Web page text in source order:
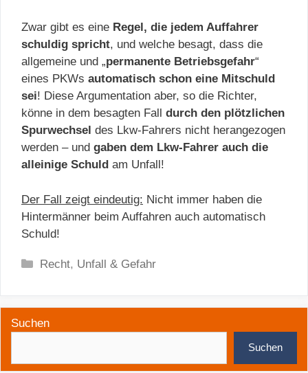
Zwar gibt es eine Regel, die jedem Auffahrer
schuldig spricht, und welche besagt, dass die
allgemeine und „permanente Betriebsgefahr“
eines PKWs automatisch schon eine Mitschuld
sei! Diese Argumentation aber, so die Richter,
könne in dem besagten Fall durch den plötzlichen
Spurwechsel des Lkw-Fahrers nicht herangezogen
werden – und gaben dem Lkw-Fahrer auch die
alleinige Schuld am Unfall!
Der Fall zeigt eindeutig: Nicht immer haben die
Hintermänner beim Auffahren auch automatisch
Schuld!
Kategorien
Recht, Unfall & Gefahr
Suchen
Suchen